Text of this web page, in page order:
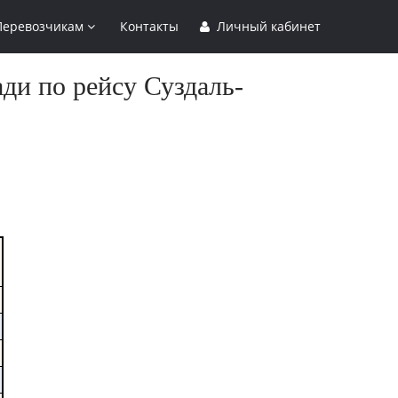
Контакты Личный кабинет
по рейсу Суздаль-